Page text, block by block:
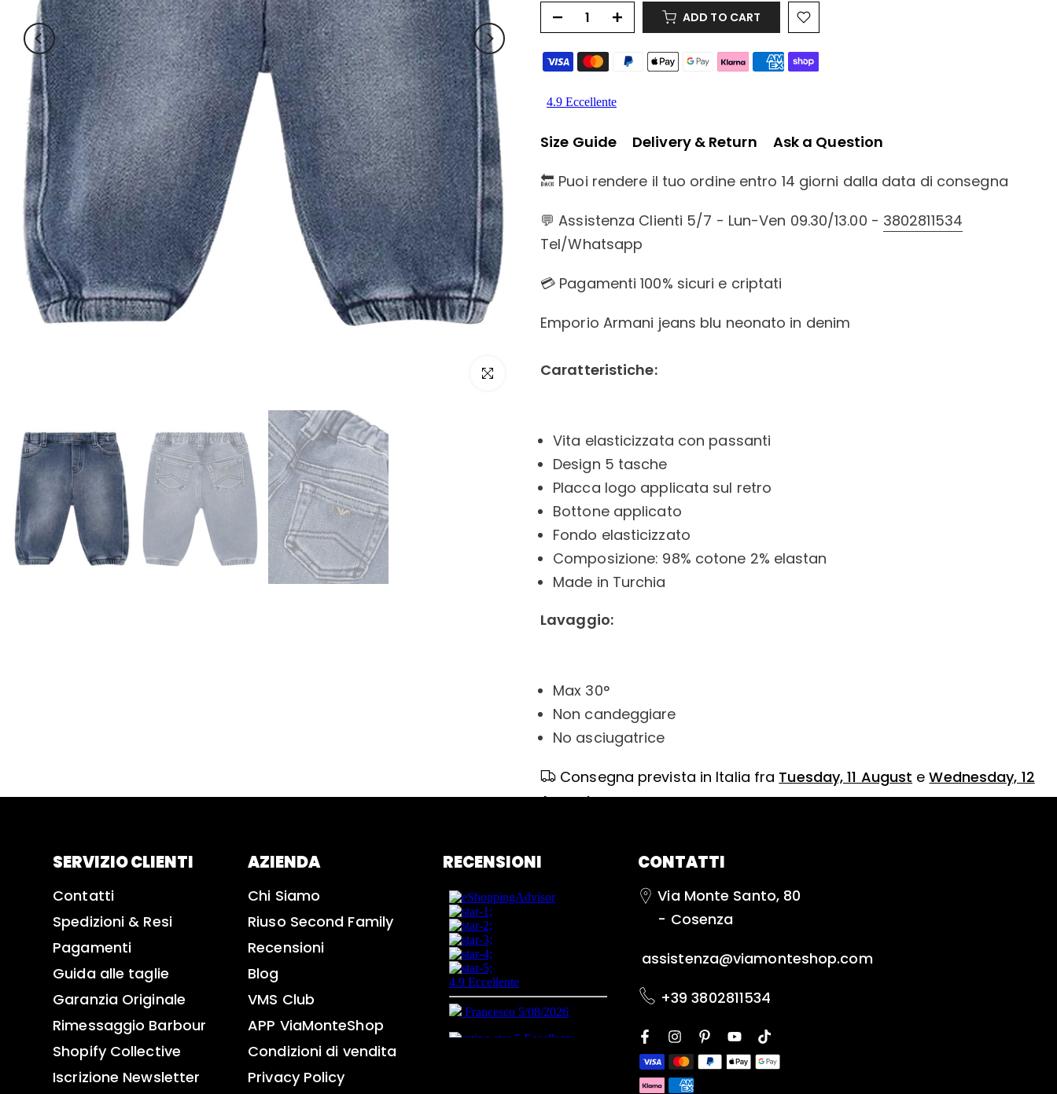
Click to enlarge
ADD TO CART
Size Guide Delivery & Return
Ask a Question
🔙 Puoi rendere il tuo ordine entro 14 giorni dalla data di consegna
💬 Assistenza Clienti 5/7 - Lun-Ven 09.30/13.00 - 3802811534
Tel/Whatsapp
💳 Pagamenti 100% sicuri e criptati
Emporio Armani jeans blu neonato in denim
Caratteristiche:
Vita elasticizzata con passanti
Design 5 tasche
Placca logo applicata sul retro
Bottone applicato
Fondo elasticizzato
Composizione: 98% cotone 2% elastan
Made in Turchia
Lavaggio:
Max 30°
Non candeggiare
No asciugatrice
Consegna prevista in Italia fra Tuesday, 11 August eWednesday, 12
August
SERVIZIO CLIENTI
Contatti
Spedizioni & Resi
Pagamenti
Guida alle taglie
Garanzia Originale
Rimessaggio Barbour
Shopify Collective
Iscrizione Newsletter
AZIENDA
Chi Siamo
Riuso Second Family
Recensioni
Blog
VMS Club
APP ViaMonteShop
Condizioni di vendita
Privacy Policy
RECENSIONI CONTATTI
Via Monte Santo, 80
- Cosenza
assistenza@viamonteshop.com
+39 3802811534